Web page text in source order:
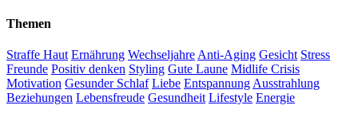
Themen
Straffe Haut Ernährung Wechseljahre Anti-Aging Gesicht Stress
Freunde Positiv denken Styling Gute Laune Midlife Crisis
Motivation Gesunder Schlaf Liebe Entspannung Ausstrahlung
Beziehungen Lebensfreude Gesundheit Lifestyle Energie